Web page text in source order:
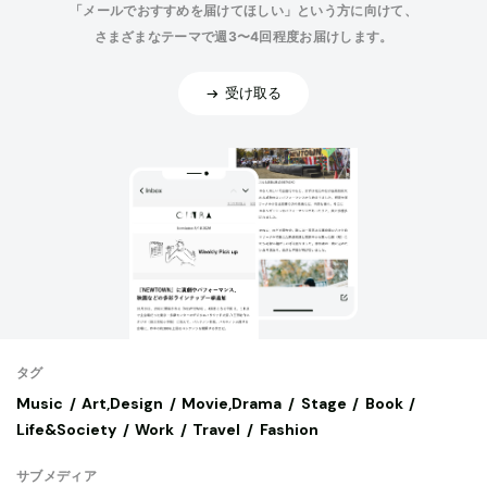
「メールでおすすめを届けてほしい」という方に向けて、
さまざまなテーマで週3〜4回程度お届けします。
受け取る
タグ
Music Art,Design Movie,Drama Stage
Book
Life&Society
Work Travel Fashion
サブメディア